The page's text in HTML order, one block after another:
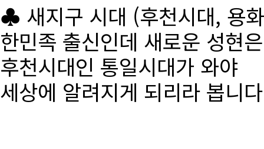
♣ 새지구 시대 (후천시대, 용
한민족 출신인데 새로운 성현
후천시대인 통일시대가 와야
세상에 알려지게 되리라 봅니